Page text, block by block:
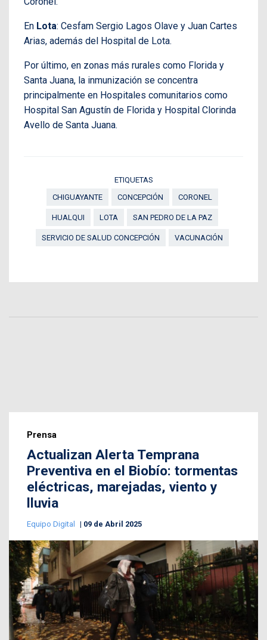
En Lota: Cesfam Sergio Lagos Olave y Juan Cartes
Arias, además del Hospital de Lota.
Por último, en zonas más rurales como Florida y
Santa Juana, la inmunización se concentra
principalmente en Hospitales comunitarios como
Hospital San Agustín de Florida y Hospital Clorinda
Avello de Santa Juana.
ETIQUETAS
CHIGUAYANTE
CONCEPCIÓN CORONEL
HUALQUI LOTA SAN PEDRO DE LA PAZ
SERVICIO DE SALUD CONCEPCIÓN VACUNACIÓN
Prensa
Actualizan Alerta Temprana
Preventiva en el Biobío: tormentas
eléctricas, marejadas, viento y
lluvia
Equipo Digital 09 de Abril 2025